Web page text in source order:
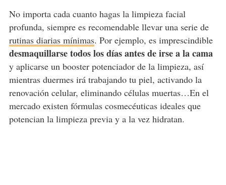
No importa cada cuanto hagas la limpieza facial
profunda, siempre es recomendable llevar una serie de
rutinas diarias mínimas. Por ejemplo, es imprescindible
desmaquillarse todos los días antes de irse a la cama
y aplicarse un booster potenciador de la limpieza, así
mientras duermes irá trabajando tu piel, activando la
renovación celular, eliminando células muertas…En el
mercado existen fórmulas cosmecéuticas ideales que
potencian la limpieza previa y a la vez hidratan.